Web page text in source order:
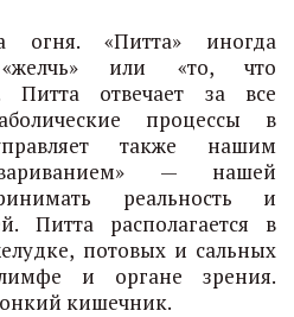
«Питта» иногда
или «то, что
Питта отвечает за все
процессы в
также нашим
— нашей
реальность и
Питта располагается в
потовых и сальных
и органе зрения.
кишечник.